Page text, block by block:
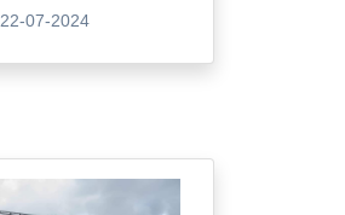
22-07-2024